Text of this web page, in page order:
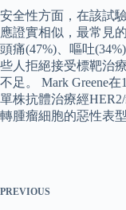
安全性方面，在該試
應證實相似，最常見
頭痛(47%)、嘔吐
些人拒絕接受標靶治
不足。 Mark Greene
單株抗體治療經
轉腫瘤細胞的惡性表型
PREVIOUS